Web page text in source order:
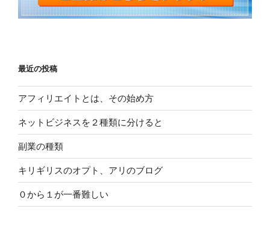
最近の投稿
アフィリエイトとは、その始め方
ネットビジネスを２種類に分けると
副業の種類
キリギリスのオプト、アリのブログ
０から１が一番難しい